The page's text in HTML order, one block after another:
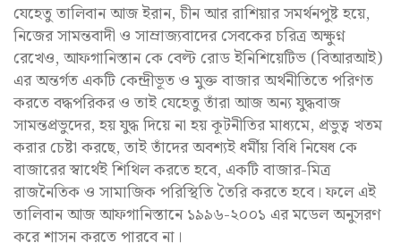
যেহেতু তালিবান আজ ইরান, চীন আর রাশিয়ার সমর্থনপুষ্ট হয়ে,
নিজের সামন্তবাদী ও সাম্রাজ্যবাদের সেবকের চরিত্র অক্ষুণ্ন
রেখেও, আফগানিস্তান কে বেল্ট রোড ইনিশিয়েটিভ (বিআরআই)
এর অন্তর্গত একটি কেন্দ্রীভূত ও মুক্ত বাজার অর্থনীতিতে পরিণত
করতে বদ্ধপরিকর ও তাই যেহেতু তাঁরা আজ অন্য যুদ্ধবাজ
সামন্তপ্রভুদের, হয় যুদ্ধ দিয়ে না হয় কূটনীতির মাধ্যমে, প্রভুত্ব খতম
করার চেষ্টা করছে, তাই তাঁদের অবশ্যই ধর্মীয় বিধি নিষেধ কে
বাজারের স্বার্থেই শিথিল করতে হবে, একটি বাজার-মিত্র
রাজনৈতিক ও সামাজিক পরিস্থিতি তৈরি করতে হবে। ফলে এই
তালিবান আজ আফগানিস্তানে ১৯৯৬-২০০১ এর মডেল অনুসরণ
করে শাসন করতে পারবে না।